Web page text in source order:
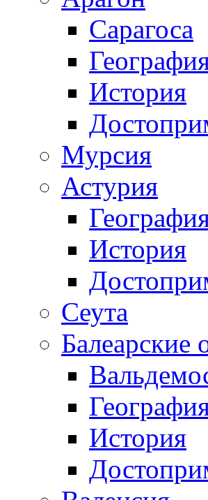
Сарагоса
История
Мурсия
Астурия
История
Сеута
Балеарские
История